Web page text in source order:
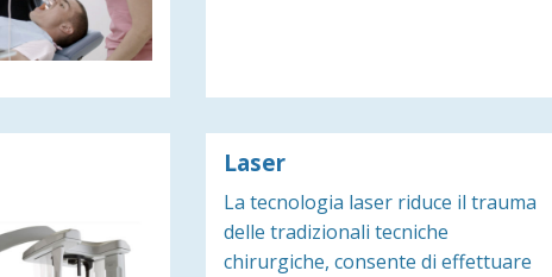
Laser
La tecnologia laser riduce il trauma
delle tradizionali tecniche
chirurgiche, consente di effettuare